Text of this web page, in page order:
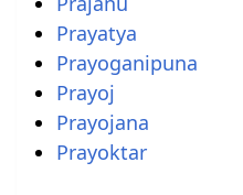
Prayatya
Prayoganipuna
Prayoj
Prayojana
Prayoktar